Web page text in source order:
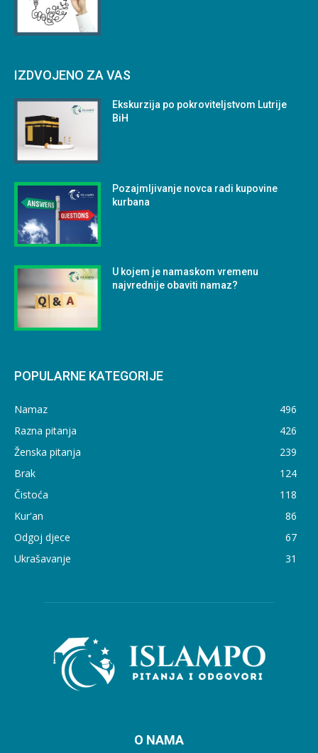
IZDVOJENO ZA VAS
Ekskurzija po pokroviteljstvom Lutrije
BiH
Pozajmljivanje novca radi kupovine
kurbana
U kojem je namaskom vremenu
najvrednije obaviti namaz?
POPULARNE KATEGORIJE
Namaz
496
Razna pitanja
426
Ženska pitanja
239
Brak
124
Čistoća
118
Kur'an
86
Odgoj djece
67
Ukrašavanje
31
O NAMA